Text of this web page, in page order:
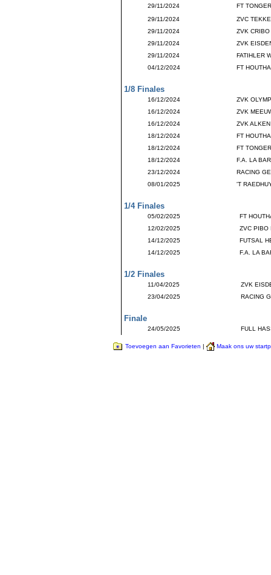
29/11/2024
FT
29/11/2024
ZVC
29/11/2024
ZVK
29/11/2024
ZVK
29/11/2024
FATIHLER
04/12/2024
FT
1/8 Finales
16/12/2024
ZVK
16/12/2024
ZVK
16/12/2024
ZVK
18/12/2024
FT
18/12/2024
FT
18/12/2024
F.A. LA
23/12/2024
RACING
08/01/2025
'T
1/4 Finales
05/02/2025
FT
12/02/2025
ZVC PIBO
14/12/2025
FUTSAL
14/12/2025
F.A. LA
1/2 Finales
11/04/2025
ZVK
23/04/2025
RACING
Finale
24/05/2025 FULL
Toevoegen aan Favorieten | Maak ons uw